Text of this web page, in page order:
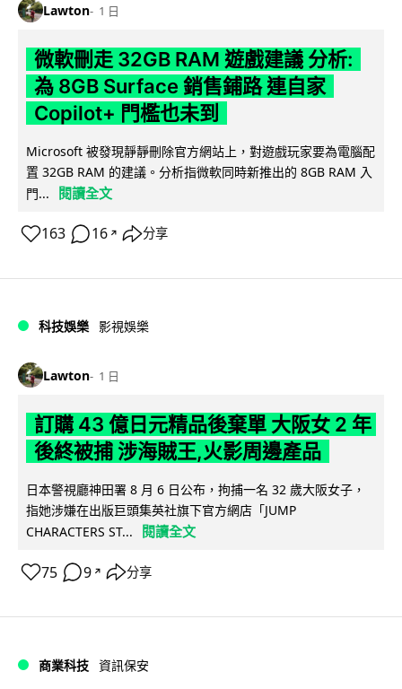
Lawton 1 日
微軟刪走 32GB RAM 遊戲建議 分析:
為 8GB Surface 銷售鋪路 連自家
Copilot+ 門檻也未到
Microsoft 被發現靜靜刪除官方網站上，對遊戲玩家要為電腦配
置 32GB RAM 的建議。分析指微軟同時新推出的 8GB RAM 入
門...
閱讀全文
163 16 ↗ 分享
科技娛樂 影視娛樂
Lawton 1 日
訂購 43 億日元精品後棄單 大阪女 2 年
後終被捕 涉海賊王,火影周邊產品
日本警視廳神田署 8 月 6 日公布，拘捕一名 32 歲大阪女子，
指她涉嫌在出版巨頭集英社旗下官方網店「JUMP
CHARACTERS ST...
閱讀全文
75 9 ↗ 分享
商業科技 資訊保安